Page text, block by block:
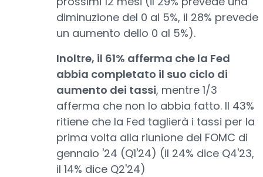
diminuzione del 0 al 5%, il 28% prevede
un aumento dello 0 al 5%).
Inoltre, il 61% afferma che la Fed
abbia completato il suo ciclo di
aumento dei tassi, mentre 1/3
afferma che non lo abbia fatto. Il 43%
ritiene che la Fed taglierà i tassi per la
prima volta alla riunione del FOMC di
gennaio '24 (Q1'24) (il 24% dice Q4'23,
il 14% dice Q2'24)